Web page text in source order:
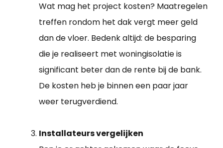
Wat mag het project kosten? Maatregelen
treffen rondom het dak vergt meer geld
dan de vloer. Bedenk altijd: de besparing
die je realiseert met woningisolatie is
significant beter dan de rente bij de bank.
De kosten heb je binnen een paar jaar
weer terugverdiend.
Installateurs vergelijken